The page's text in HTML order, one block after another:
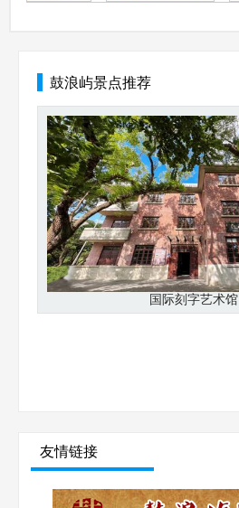
鼓浪屿景点推荐
国际刻字艺术馆
友情链接